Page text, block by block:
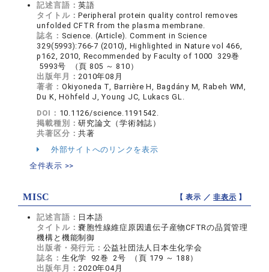
記述言語：英語
タイトル：Peripheral protein quality control removes
unfolded CFTR from the plasma membrane.
誌名： Science. (Article). Comment in Science
329(5993):766-7 (2010), Highlighted in Nature vol 466,
p162, 2010, Recommended by Faculty of 1000 329巻
5993号 （頁 805 ～ 810）
出版年月：2010年08月
著者： Okiyoneda T, Barrière H, Bagdány M, Rabeh WM,
Du K, Höhfeld J, Young JC, Lukacs GL.
DOI： 10.1126/science.1191542.
掲載種別：研究論文（学術雑誌）
共著区分：共著
外部サイトへのリンクを表示
全件表示 >>
MISC 【 表示 ／非表示 】
記述言語： 日本語
タイトル：嚢胞性線維症原因遺伝子産物CFTRの品質管理
機構と機能制御
出版者・発行元： 公益社団法人日本生化学会
誌名： 生化学 92巻 2号 （頁 179 ～ 188）
出版年月：2020年04月